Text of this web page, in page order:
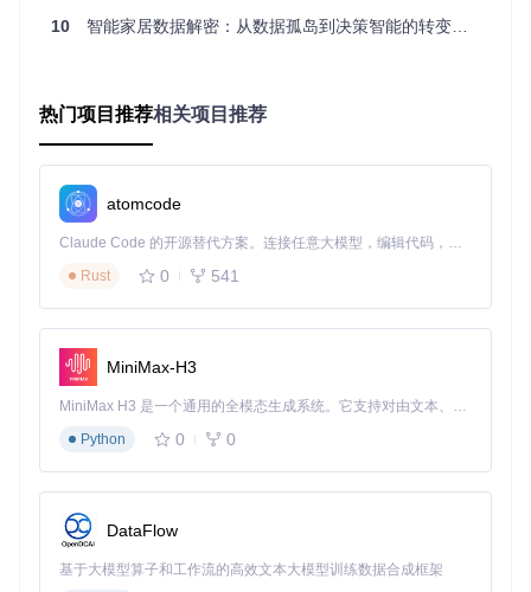
能，不仅显示总用电量和电费，还能按日、按月拆解用电数
技术亮点：系统采用定时数据同步机制，可根据用户需求调整
更新频率，既能保证数据的实时性，又不会过度消耗系统资
拥有多套房产如何高效管理用电？项目支持同时绑定多个电费
账户，用户可以一键切换查看不同地址的用电情况，满足多户
型管理需求。
个性化参数配置：打造专属用电管理方案
如何平衡数据实时性与系统资源消耗？项目允许用户根据自身
10 智能家居数据解密：从数据孤岛到决策智能的转变之路
热门项目推荐相关项目推荐
atomcode
Claude Code 的开源替代方案。连接任意大模型，编辑代码，运行命令，自动验证 — 全自动执行。用 Rust 构建，极致性能。 ｜ An open-source alternative to Claude Code. Connect any LLM, edit code, run commands, and verify changes — autonomously. Built in Rust for speed. Get Started
Rust
0 541
MiniMax-H3
MiniMax H3 是一个通用的全模态生成系统。它支持对由文本、图像、视频和音频组成的多模态上下文进行统一理解，并能生成分辨率高达 2K、时长可达 15 秒的带原生立体声音频的视频。得益于面向任务泛化的系统设计，H3 在预训练阶段就已具备广泛的多模态上下文理解与生成能力，能够出色地执行复杂的多模态指令。
Python
0 0
DataFlow
基于大模型算子和工作流的高效文本大模型训练数据合成框架